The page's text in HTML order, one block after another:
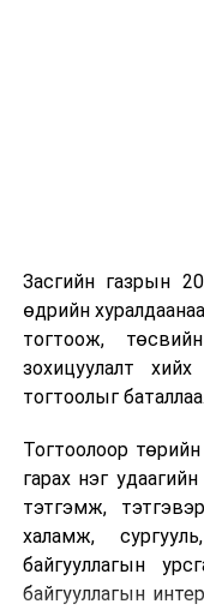
Шинэ хууль
дуудлагын
Мароккогийн
хувь Францын зах
40–50 мянган
Засгийн газрын
өдрийн
тогтоож,
зохицуулалт
тогтоолыг баталлаа.
Тогтоолоор
гарах нэг
тэтгэмж,
халамж,
байгууллагын
байгууллагын